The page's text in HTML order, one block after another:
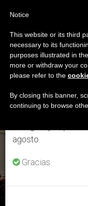
ETIQUETA
ÚLTIMAS NOTICIAS
Concluyó en el
Aviso
Del 27 de julio al
anual,
se generan menos
agosto.
Gracias.
Notice
This website or its third
necessary to its
purposes illustrated in
more or withdraw your
please refer to the
By closing this banner,
continuing to browse